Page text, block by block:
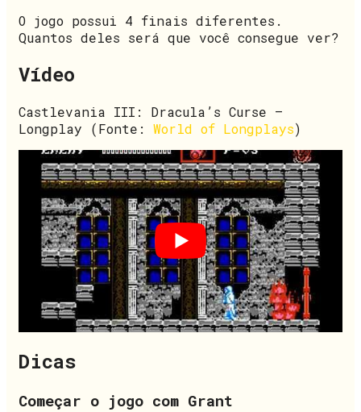
O jogo possui 4 finais diferentes.
Quantos deles será que você consegue ver?
Vídeo
Castlevania III: Dracula’s Curse –
Longplay (Fonte: World of Longplays)
Dicas
Começar o jogo com Grant